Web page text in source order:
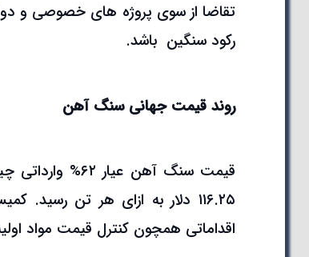
تقاضا از سوی پروژه های خصوصی و
رکود سنگین باشد.
روند قیمت جهانی سنگ آهن
۱۱۶.۲۵ دلار به ازای هر تن
اقداماتی همچون کنترل قیمت مواد